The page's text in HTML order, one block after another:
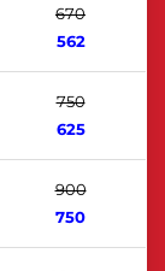
670
562
750
625
900
750